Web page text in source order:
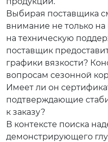
Выбирая поставщика
внимание не только
на техническую
поставщик
графики вязкости?
вопросам сезонной
Имеет ли он
подтверждающие
к заказу?
В контексте поиска
демонстрирующего